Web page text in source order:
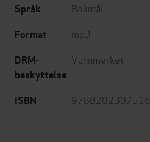
Språk Bokmål
Format mp3
DRM-
beskyttelse
Vannmerket
ISBN 9788202307516